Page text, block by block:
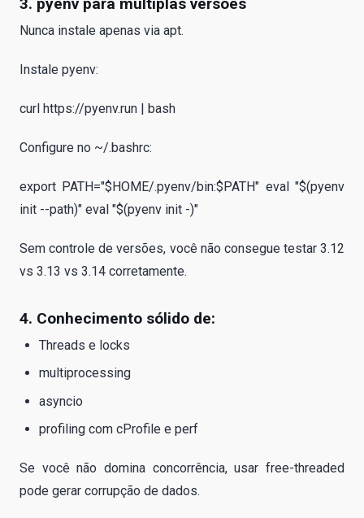
Nunca instale apenas via apt.
Instale pyenv:
curl https://pyenv.run | bash
Configure no ~/.bashrc:
export PATH="$HOME/.pyenv/bin:$PATH" eval "$(pyenv
init --path)" eval "$(pyenv init -)"
Sem controle de versões, você não consegue testar 3.12
vs 3.13 vs 3.14 corretamente.
4. Conhecimento sólido de:
Threads e locks
multiprocessing
asyncio
profiling com cProfile e perf
Se você não domina concorrência, usar free-threaded
pode gerar corrupção de dados.